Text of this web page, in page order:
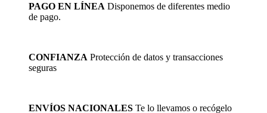
la
PAGO EN LÍNEA Disponemos de diferentes medio
de pago.
CONFIANZA Protección de datos y transacciones
seguras
ENVÍOS NACIONALES Te lo llevamos o recógelo